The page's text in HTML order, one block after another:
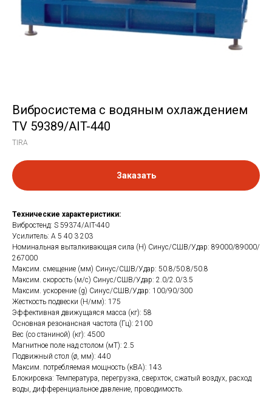
Вибросистема с водяным охлаждением
TV 59389/AIT-440
TIRA
Заказать
Технические характеристики:
Вибростенд: S 59374/AIT-440
Усилитель: A 5 40 3 203
Номинальная выталкивающая сила (Н) Синус/СШВ/Удар: 89000/89000/
267000
Максим. смещение (мм) Синус/СШВ/Удар: 50.8/50.8/50.8
Максим. скорость (м/с) Синус/СШВ/Удар: 2.0/2.0/3.5
Максим. ускорение (g) Синус/СШВ/Удар: 100/90/300
Жесткость подвески (Н/мм): 175
Эффективная движущаяся масса (кг): 58
Основная резонансная частота (Гц): 2100
Вес (со станиной) (кг): 4500
Магнитное поле над столом (мТ): 2.5
Подвижный стол (ø, мм): 440
Максим. потребляемая мощность (кВА): 143
Блокировка: Температура, перегрузка, сверхток, сжатый воздух, расход
воды, дифференциальное давление, проводимость.